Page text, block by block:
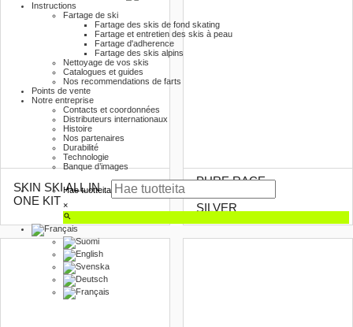
Instructions
Fartage de ski
Fartage des skis de fond skating
Fartage et entretien des skis à peau
Fartage d'adherence
Fartage des skis alpins
Nettoyage de vos skis
Catalogues et guides
Nos recommendations de farts
Points de vente
Notre entreprise
Contacts et coordonnées
Distributeurs internationaux
Histoire
Nos partenaires
Durabilité
Technologie
Banque d’images
Hae tuotteita
×
SKIN SKI ALL IN
ONE KIT
PURE RACE
SILVER